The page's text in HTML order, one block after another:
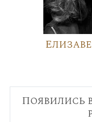
Появились